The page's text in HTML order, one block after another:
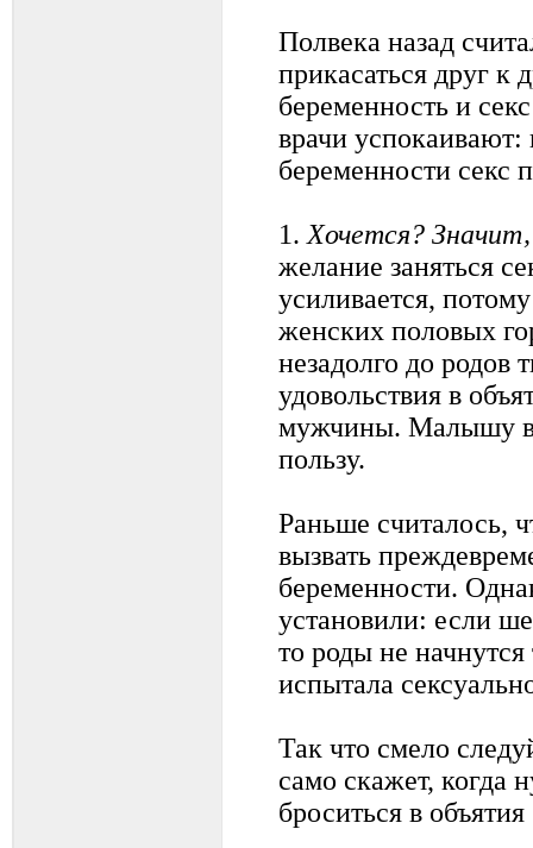
Полвека назад
прикасаться друг к
беременность и
врачи
беременности секс
1. Хочется?
желание заняться
усиливается,
женских половых
незадолго до родов
удовольствия в
мужчины. Малышу в
пользу.
Раньше считалось,
вызвать
беременности.
установили: если
то роды не начнутся
испытала
Так что смело
само скажет, когда
броситься в